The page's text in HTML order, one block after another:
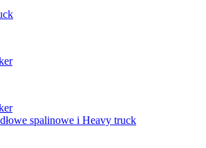
spalinowe i Heavy truck